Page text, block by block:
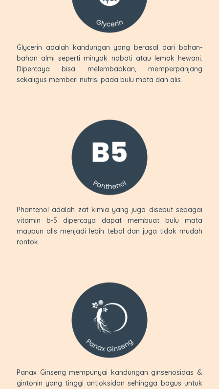
Glycerin adalah kandungan yang berasal dari bahan-
bahan almi seperti minyak nabati atau lemak hewani.
Dipercaya bisa melembabkan, memperpanjang
sekaligus memberi nutrisi pada bulu mata dan alis.
Phantenol adalah zat kimia yang juga disebut sebagai
vitamin b-5 dipercaya dapat membuat bulu mata
maupun alis menjadi lebih tebal dan juga tidak mudah
rontok.
Panax Ginseng mempunyai kandungan ginsenosidas &
gintonin yang tinggi antioksidan sehingga bagus untuk